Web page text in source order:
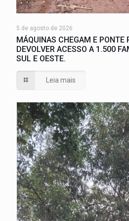
5 de agosto de 2026
MÁQUINAS CHEGAM E PONTE
DEVOLVER ACESSO A 1.500
SUL E OESTE.
Leia mais